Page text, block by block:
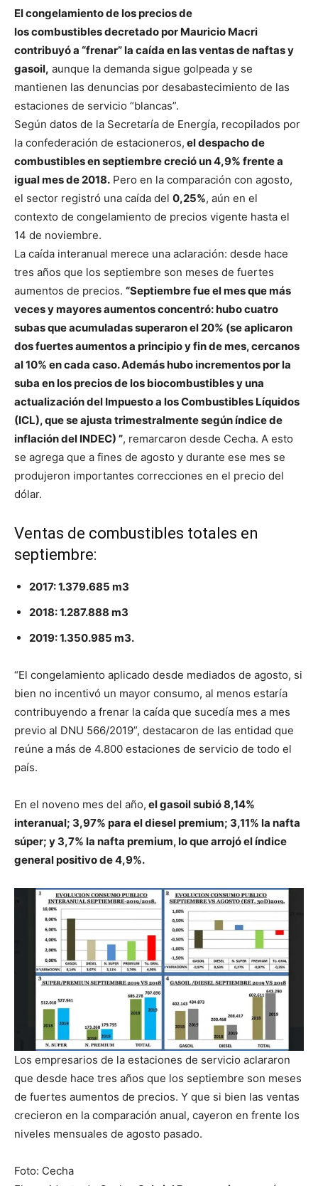
El congelamiento de los precios de
los combustibles decretado por Mauricio Macri
contribuyó a “frenar” la caída en las ventas de naftas y
gasoil, aunque la demanda sigue golpeada y se
mantienen las denuncias por desabastecimiento de las
estaciones de servicio “blancas”.
Según datos de la Secretaría de Energía, recopilados por
la confederación de estacioneros, el despacho de
combustibles en septiembre creció un 4,9% frente a
igual mes de 2018. Pero en la comparación con agosto,
el sector registró una caída del 0,25%, aún en el
contexto de congelamiento de precios vigente hasta el
14 de noviembre.
La caída interanual merece una aclaración: desde hace
tres años que los septiembre son meses de fuertes
aumentos de precios. “Septiembre fue el mes que más
veces y mayores aumentos concentró: hubo cuatro
subas que acumuladas superaron el 20% (se aplicaron
dos fuertes aumentos a principio y fin de mes, cercanos
al 10% en cada caso. Además hubo incrementos por la
suba en los precios de los biocombustibles y una
actualización del Impuesto a los Combustibles Líquidos
(ICL), que se ajusta trimestralmente según índice de
inflación del INDEC) ”, remarcaron desde Cecha. A esto
se agrega que a fines de agosto y durante ese mes se
produjeron importantes correcciones en el precio del
dólar.
Ventas de combustibles totales en
septiembre:
2017: 1.379.685 m3
2018: 1.287.888 m3
2019: 1.350.985 m3.
“El congelamiento aplicado desde mediados de agosto, si
bien no incentivó un mayor consumo, al menos estaría
contribuyendo a frenar la caída que sucedía mes a mes
previo al DNU 566/2019”, destacaron de las entidad que
reúne a más de 4.800 estaciones de servicio de todo el
país.
En el noveno mes del año, el gasoil subió 8,14%
interanual; 3,97% para el diesel premium; 3,11% la nafta
súper; y 3,7% la nafta premium, lo que arrojó el índice
general positivo de 4,9%.
Los empresarios de la estaciones de servicio aclararon
que desde hace tres años que los septiembre son meses
de fuertes aumentos de precios. Y que si bien las ventas
crecieron en la comparación anual, cayeron en frente los
niveles mensuales de agosto pasado.
Foto: Cecha